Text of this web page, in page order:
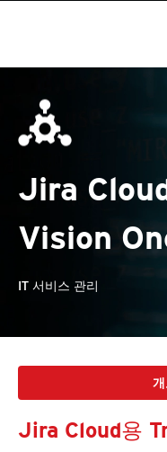
Jira
Vision
IT 서비스 관리
Jira Cloud용